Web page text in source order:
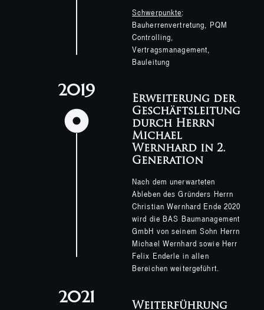
Schwerpunkte:
Bauherrenvertretung, PQM
Controlling,
Vertragsmanagement,
Bauleitung
2019
Erweiterung der
Geschäftsleitung
durch Herrn
Michael
Wernhard in 2.
Generation
Nach dem unerwarteten
Ableben des Gründers Herrn
Christian Wernhard Ende 2020
wird die BAS Baumanagement
GmbH von seinem Sohn Herrn
Michael Wernhard sowie Herr
Felix Enderle in allen
Bereichen weitergeführt.
2021
Weiterführung